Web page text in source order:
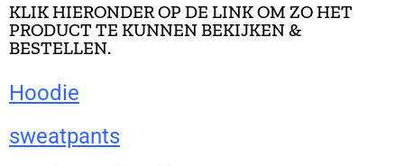
KLIK HIERONDER OP DE LINK OM ZO HET
PRODUCT TE KUNNEN BEKIJKEN &
BESTELLEN.
Hoodie
sweatpants